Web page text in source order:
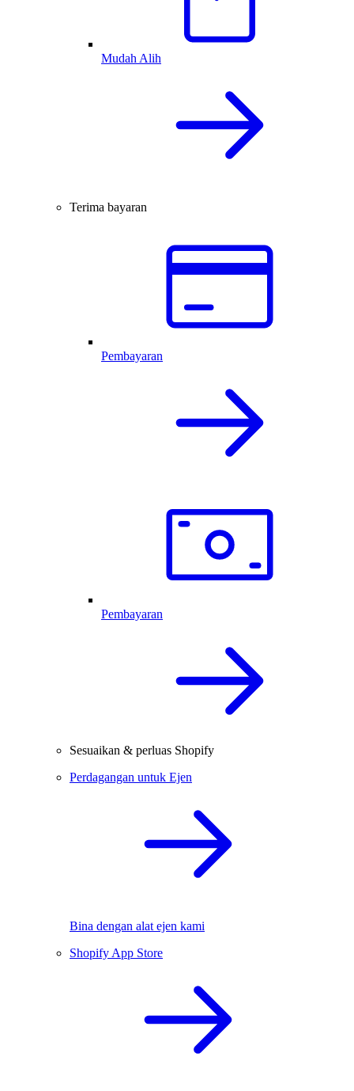
Mudah Alih
Terima bayaran
Pembayaran
Pembayaran
Sesuaikan & perluas Shopify
Perdagangan untuk Ejen
Bina dengan alat ejen kami
Shopify App Store